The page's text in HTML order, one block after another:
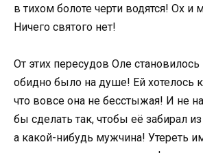
в тихом болоте черти водятся! Ох
Ничего святого нет!
От этих пересудов Оле становилось
обидно было на душе! Ей хотелось
что вовсе она не бесстыжая! И не
бы сделать так, чтобы её забирал
а какой-нибудь мужчина! Утереть